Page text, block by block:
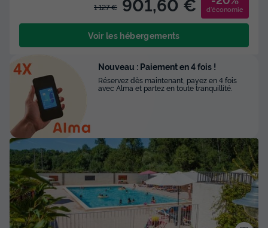
1 127 € d'économie
Voir les hébergements
Nouveau : Paiement en 4 fois !
Réservez dès maintenant, payez en 4 fois
avec Alma et partez en toute tranquillité.